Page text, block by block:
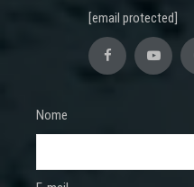
[email protected]
Nome